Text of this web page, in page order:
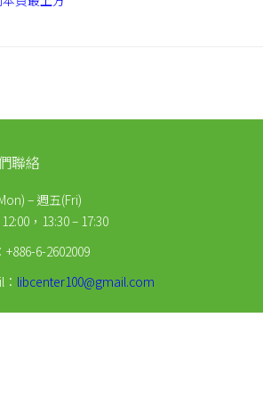
聯絡
– 週五(Fri)
，13:30 – 17:30
+886-6-2602009
libcenter100@gmail.com